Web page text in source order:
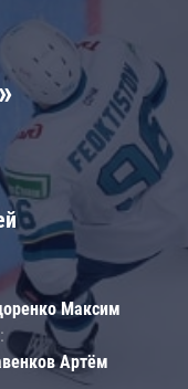
Максим
Артём